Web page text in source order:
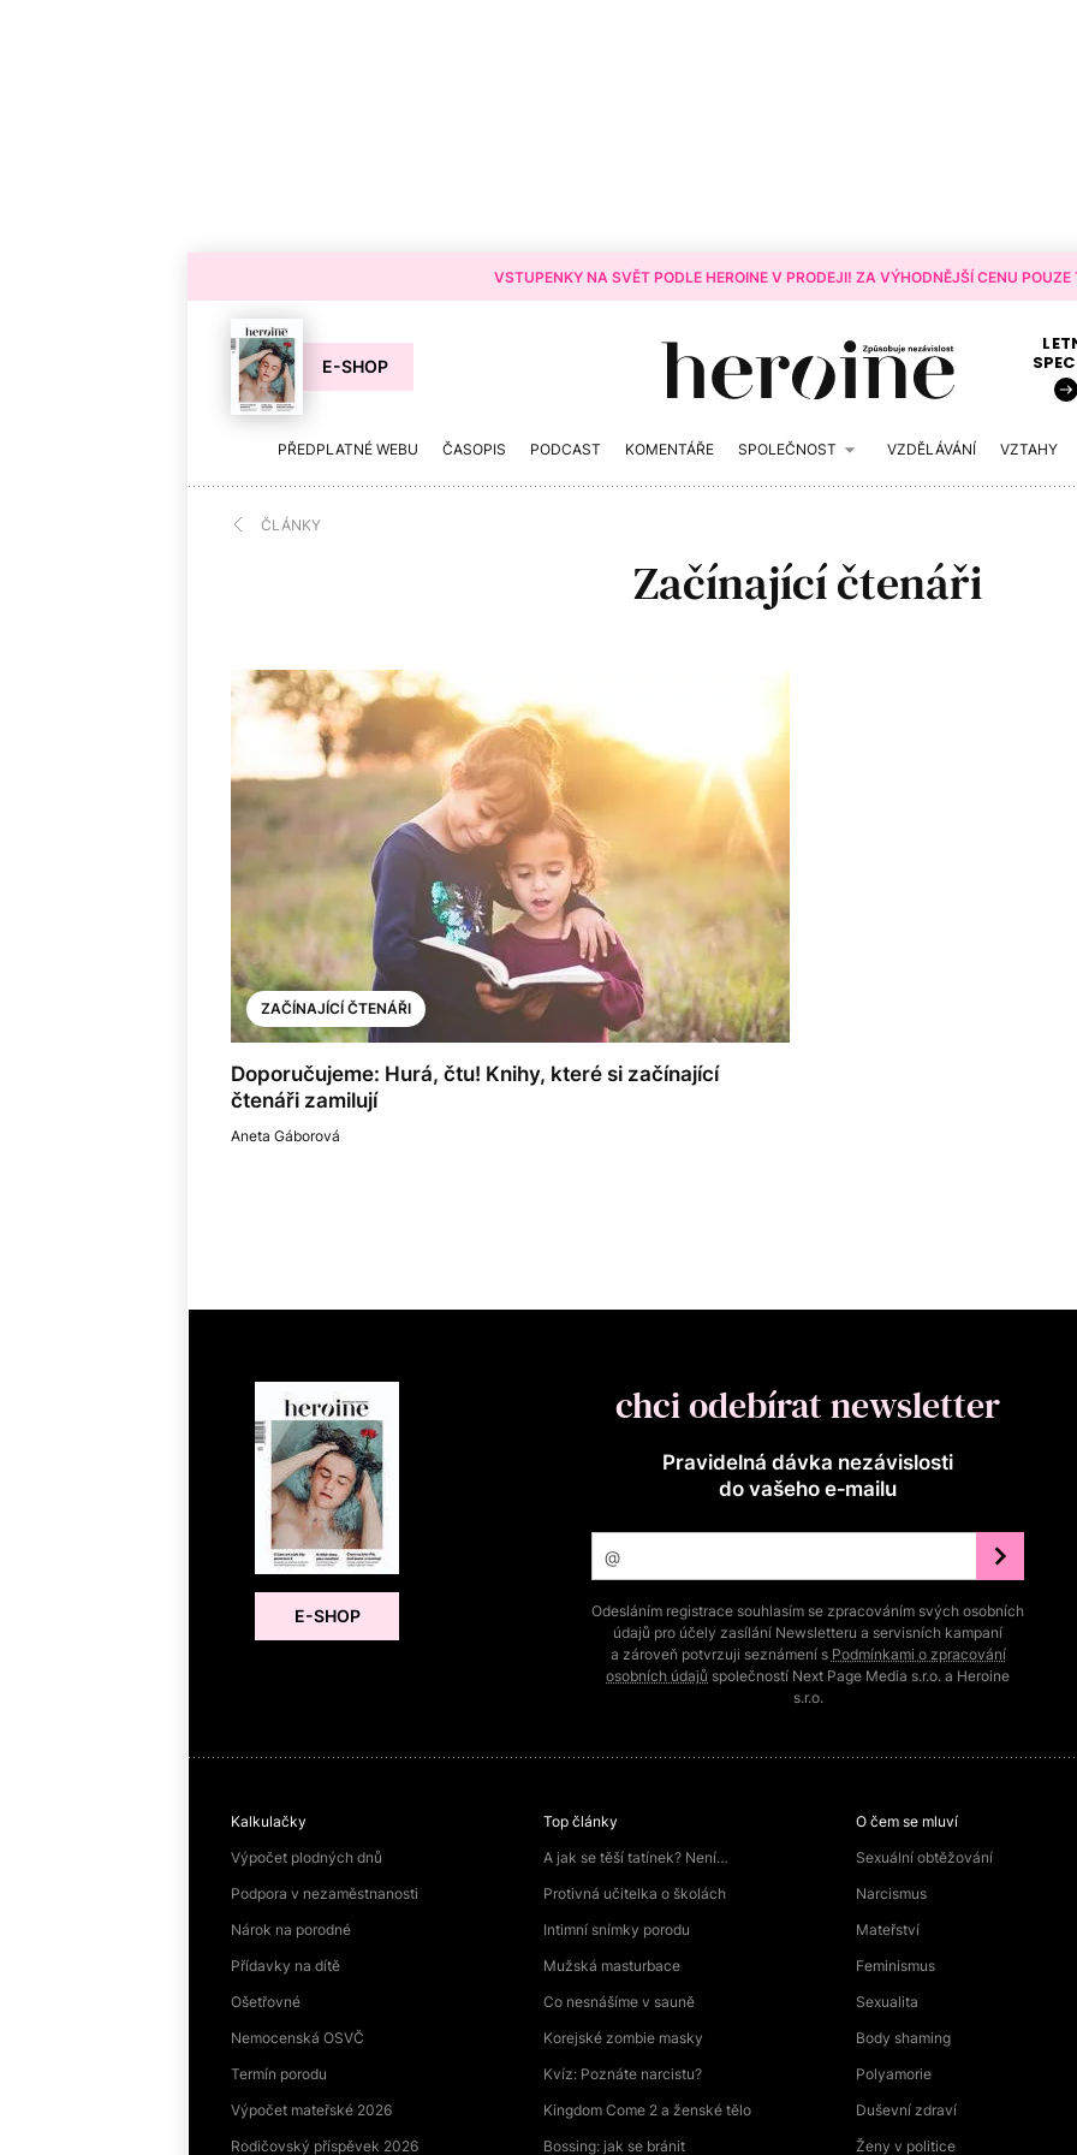
VSTUPENKY NA SVĚT PODLE HEROINE V PRODEJI! ZA VÝHODNĚJŠÍ CENU
E-SHOP
PŘEDPLATNÉ WEBU ČASOPIS PODCAST KOMENTÁŘE SPOLEČNOST VZDĚLÁVÁNÍ VZTAHY
ČLÁNKY
Začínající čtenáři
ZAČÍNAJÍCÍ ČTENÁŘI
Doporučujeme: Hurá, čtu! Knihy, které si začínající
čtenáři zamilují
Aneta Gáborová
E-SHOP
chci odebírat newsletter
Pravidelná dávka nezávislosti
do vašeho e‑mailu
Odesláním registrace souhlasím se zpracováním svých osobních
údajů pro účely zasílání Newsletteru a servisních kampaní
a zároveň potvrzuji seznámení s Podmínkami o zpracování
osobních údajů společností Next Page Media s.r.o. a Heroine
s.r.o.
Kalkulačky
Výpočet plodných dnů
Podpora v nezaměstnanosti
Nárok na porodné
Přídavky na dítě
Ošetřovné
Nemocenská OSVČ
Termín porodu
Výpočet mateřské 2026
Rodičovský příspěvek 2026
Top články
A jak se těší tatínek? Není…
Protivná učitelka o školách
Intimní snímky porodu
Mužská masturbace
Co nesnášíme v sauně
Korejské zombie masky
Kvíz: Poznáte narcistu?
Kingdom Come 2 a ženské tělo
Bossing: jak se bránit
O čem se mluví
Sexuální obtěžování
Narcismus
Mateřství
Feminismus
Sexualita
Body shaming
Polyamorie
Duševní zdraví
Ženy v politice